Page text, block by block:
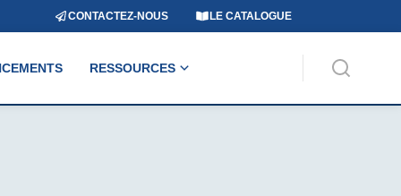
CONTACTEZ-NOUS LE CATALOGUE
RESSOURCES